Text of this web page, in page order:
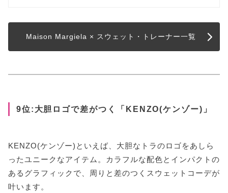
Maison Margiela × スウェット・トレーナー一覧
9位:大胆ロゴで差がつく「KENZO(ケンゾー)」
KENZO(ケンゾー)といえば、大胆なトラのロゴをあしら
ったユニークなアイテム。カラフルな配色とインパクトの
あるグラフィックで、周りと差のつくスウェットコーデが
叶います。